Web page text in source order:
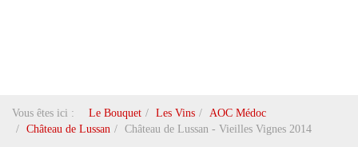
Vous êtes ici : Le Bouquet Les Vins
AOC Médoc
Château de Lussan
Château de Lussan - Vieilles Vignes 2014